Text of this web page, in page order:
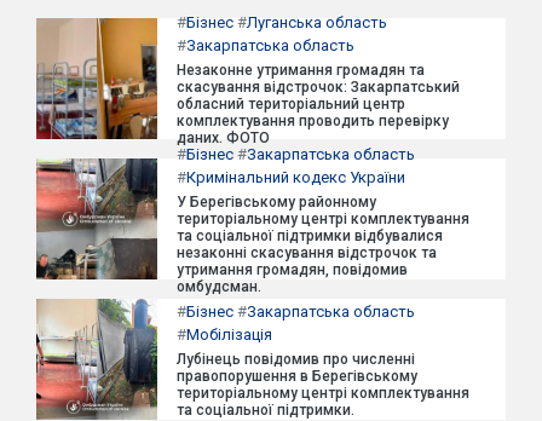
#Бізнес #Луганська область
#Закарпатська область
Незаконне утримання громадян та
скасування відстрочок: Закарпатський
обласний територіальний центр
комплектування проводить перевірку
даних. ФОТО
#Бізнес #Закарпатська область
#Кримінальний кодекс України
У Берегівському районному
територіальному центрі комплектування
та соціальної підтримки відбувалися
незаконні скасування відстрочок та
утримання громадян, повідомив
омбудсман.
#Бізнес #Закарпатська область
#Мобілізація
Лубінець повідомив про численні
правопорушення в Берегівському
територіальному центрі комплектування
та соціальної підтримки.